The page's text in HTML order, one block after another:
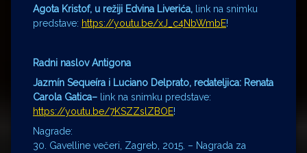
Agota Kristof, u režiji Edvina Liverića, link na snimku
predstave: https://youtu.be/xJ_c4NbWmbE!
Radni naslov Antigona
Jazmín Sequeíra i Luciano Delprato, redateljica: Renata
Carola Gatica– link na snimku predstave:
https://youtu.be/7KSZZslZBOE!
Nagrade:
30. Gavelline večeri, Zagreb, 2015. – Nagrada za